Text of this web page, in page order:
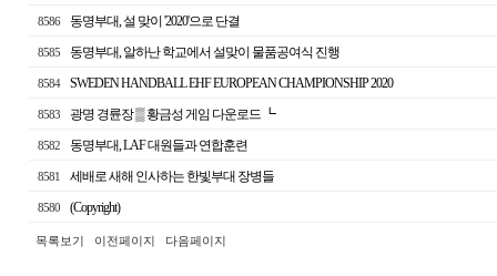
8586 동명부대, 설 맞이 '2020'으로 단결
8585 동명부대, 알하난 학교에서 설맞이 물품공여식 진행
8584 SWEDEN HANDBALL EHF EUROPEAN CHAMPIONSHIP 2020
8583 광명 경륜장 ▒ 황금성 게임 다운로드 ┗
8582 동명부대, LAF 대원들과 연합훈련
8581 세배로 새해 인사하는 한빛부대 장병들
8580 (Copyright)
목록보기 이전페이지 다음페이지